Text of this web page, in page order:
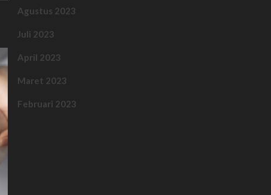
Agustus 2023
Juli 2023
April 2023
Maret 2023
Februari 2023